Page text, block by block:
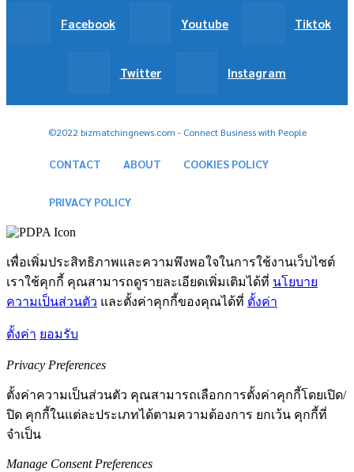
Facebook Youtube Tiktok
Twitter Instagram
©2022 bizmatchingnews.com - Connect Business with People
CONTACT ABOUT COOKIES POLICY
PRIVACY POLICY
เพื่อเพิ่มประสิทธิภาพและความพึงพอใจในการใช้งานเว็บไซต์
เราใช้คุกกี้ คุณสามารถดูรายละเอียดเพิ่มเติมได้ที่ นโยบาย
ความเป็นส่วนตัว และตั้งค่าคุกกี้ของคุณได้ที่ ตั้งค่า
ตั้งค่า ยอมรับ
Privacy Preferences
ตั้งค่าความเป็นส่วนตัว คุณสามารถเลือกการตั้งค่าคุกกี้โดยเปิด/
ปิด คุกกี้ในแต่ละประเภทได้ตามความต้องการ ยกเว้น คุกกี้ที่
จำเป็น
Manage Consent Preferences